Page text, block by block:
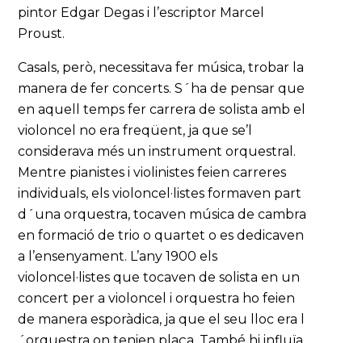
pintor Edgar Degas i l’escriptor Marcel
Proust.
Casals, però, necessitava fer música, trobar la
manera de fer concerts. S´ha de pensar que
en aquell temps fer carrera de solista amb el
violoncel no era freqüent, ja que se’l
considerava més un instrument orquestral.
Mentre pianistes i violinistes feien carreres
individuals, els violoncel·listes formaven part
d´una orquestra, tocaven música de cambra
en formació de trio o quartet o es dedicaven
a l’ensenyament. L’any 1900 els
violoncel·listes que tocaven de solista en un
concert per a violoncel i orquestra ho feien
de manera esporàdica, ja que el seu lloc era l